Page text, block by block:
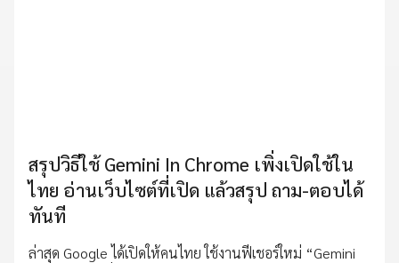
สรุปวิธีใช้ Gemini In Chrome เพิ่งเปิดใช้ใน
ไทย อ่านเว็บไซต์ที่เปิด แล้วสรุป ถาม-ตอบได้
ทันที
ล่าสุด Google ได้เปิดให้คนไทย ใช้งานฟีเชอร์ใหม่ “Gemini